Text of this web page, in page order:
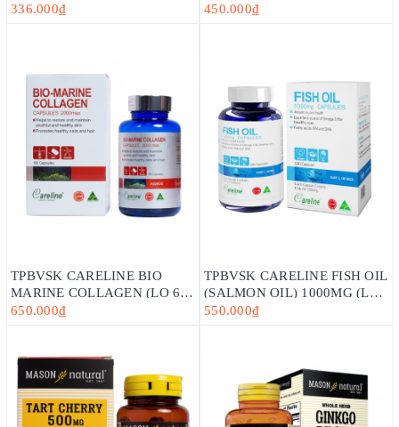
NÃO - HENRY BLOOMS (30
336.000₫
WITH MINERAS HỘP 60
450.000₫
TPBVSK CARELINE BIO
MARINE COLLAGEN (LỌ 60
VIÊN)-HỖ TRỢ LÀM ĐẸP DA,
650.000₫
TPBVSK CARELINE FISH OIL
(SALMON OIL) 1000MG (LỌ
100 VIÊN) - DẦU CÁ HỒI
550.000₫